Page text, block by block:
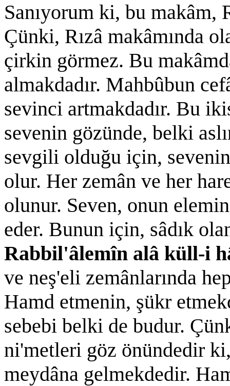
Sanıyorum ki, bu makâm,
Çünki, Rızâ makâmında
çirkin görmez. Bu
almakdadır. Mahbûbun
sevinci artmakdadır. Bu
sevenin gözünde, belki
sevgili olduğu için,
olur. Her zemân ve her
olunur. Seven, onun
eder. Bunun için, sâdık
Rabbil'âlemîn alâ küll-i
ve neş'eli zemânlarında
Hamd etmenin, şükr
sebebi belki de budur.
ni'metleri göz önündedir
meydâna gelmekdedir.